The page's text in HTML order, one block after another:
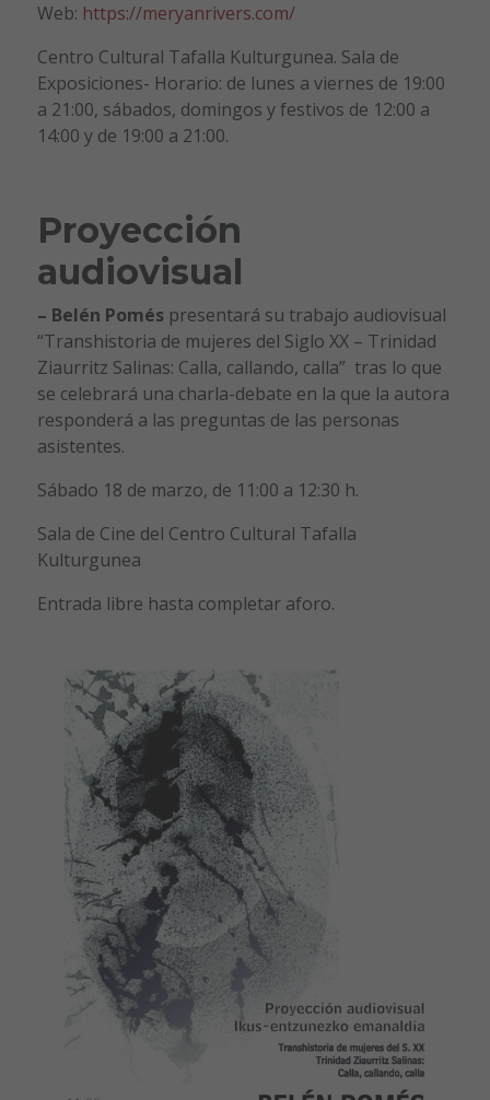
Web: https://meryanrivers.com/
Centro Cultural Tafalla Kulturgunea. Sala de
Exposiciones- Horario: de lunes a viernes de 19:00
a 21:00, sábados, domingos y festivos de 12:00 a
14:00 y de 19:00 a 21:00.
Proyección
audiovisual
– Belén Poméspresentará su trabajo audiovisual
“Transhistoria de mujeres del Siglo XX – Trinidad
Ziaurritz Salinas: Calla, callando, calla” tras lo que
se celebrará una charla-debate en la que la autora
responderá a las preguntas de las personas
asistentes.
Sábado 18 de marzo, de 11:00 a 12:30 h.
Sala de Cine del Centro Cultural Tafalla
Kulturgunea
Entrada libre hasta completar aforo.